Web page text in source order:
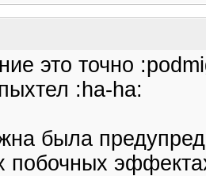
это точно
:ha-ha:
была
побочных